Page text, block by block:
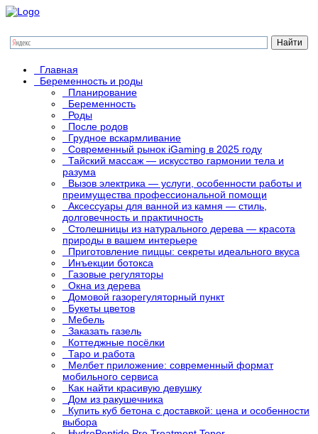
Главная
Беременность и роды
Планирование
Беременность
Роды
После родов
Грудное вскармливание
Современный рынок iGaming в 2025 году
Тайский массаж — искусство гармонии тела и
разума
Вызов электрика — услуги, особенности работы и
преимущества профессиональной помощи
Аксессуары для ванной из камня — стиль,
долговечность и практичность
Столешницы из натурального дерева — красота
природы в вашем интерьере
Приготовление пиццы: секреты идеального вкуса
Инъекции ботокса
Газовые регуляторы
Окна из дерева
Домовой газорегуляторный пункт
Букеты цветов
Мебель
Заказать газель
Коттеджные посёлки
Таро и работа
Мелбет приложение: современный формат
мобильного сервиса
Как найти красивую девушку
Дом из ракушечника
Купить куб бетона с доставкой: цена и особенности
выбора